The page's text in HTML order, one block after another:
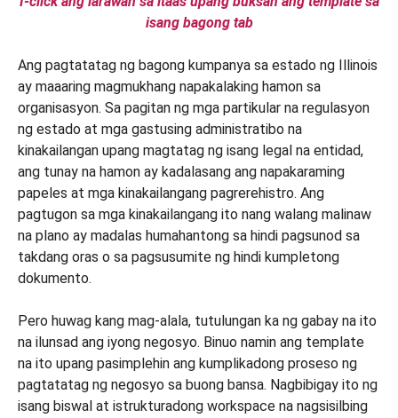
isang bagong tab
Ang pagtatatag ng bagong kumpanya sa estado ng Illinois
ay maaaring magmukhang napakalaking hamon sa
organisasyon. Sa pagitan ng mga partikular na regulasyon
ng estado at mga gastusing administratibo na
kinakailangan upang magtatag ng isang legal na entidad,
ang tunay na hamon ay kadalasang ang napakaraming
papeles at mga kinakailangang pagrerehistro. Ang
pagtugon sa mga kinakailangang ito nang walang malinaw
na plano ay madalas humahantong sa hindi pagsunod sa
takdang oras o sa pagsusumite ng hindi kumpletong
dokumento.
Pero huwag kang mag-alala, tutulungan ka ng gabay na ito
na ilunsad ang iyong negosyo. Binuo namin ang template
na ito upang pasimplehin ang kumplikadong proseso ng
pagtatatag ng negosyo sa buong bansa. Nagbibigay ito ng
isang biswal at istrukturadong workspace na nagsisilbing